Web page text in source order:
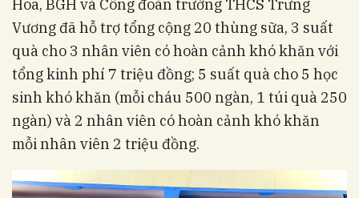
Hoa, BGH và Công đoàn trường THCS Trưng
Vương đã hỗ trợ tổng cộng 20 thùng sữa, 3 suất
quà cho 3 nhân viên có hoàn cảnh khó khăn với
tổng kinh phí 7 triệu đồng; 5 suất quà cho 5 học
sinh khó khăn (mỗi cháu 500 ngàn, 1 túi quà 250
ngàn) và 2 nhân viên có hoàn cảnh khó khăn
mỗi nhân viên 2 triệu đồng.